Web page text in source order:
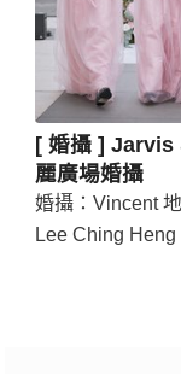
[ 婚攝 ] Jarvis
麗廣場婚攝
婚攝：Vincent
Lee Ching Heng